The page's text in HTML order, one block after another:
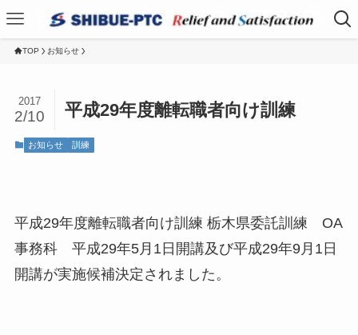
TOP お知らせ
平成29年度離転職者向け訓練
2017
2/10
お知らせ 訓練
平成29年度離転職者向け訓練 栃木県委託訓練 OA
事務科 平成29年5月1日開講及び平成29年9月1日
開講が実施候補決定されました。